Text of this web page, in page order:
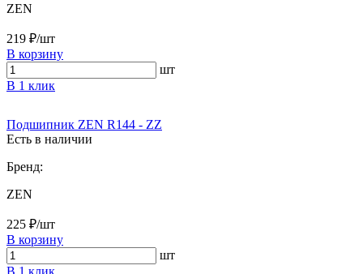
ZEN
219 ₽/шт
В корзину
шт
В 1 клик
Подшипник ZEN R144 - ZZ
Есть в наличии
Бренд:
ZEN
225 ₽/шт
В корзину
шт
В 1 клик